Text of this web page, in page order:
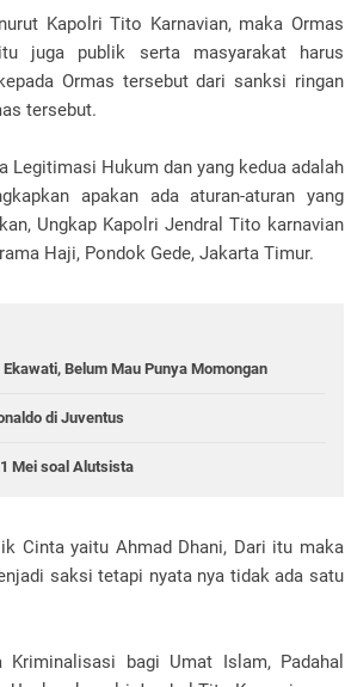
Kapolri Tito Karnavian, maka Ormas
juga publik serta masyarakat harus
Ormas tersebut dari sanksi ringan
tersebut.
Legitimasi Hukum dan yang kedua adalah
apakan ada aturan-aturan yang
Ungkap Kapolri Jendral Tito karnavian
Haji, Pondok Gede, Jakarta Timur.
Belum Mau Punya Momongan
di Juventus
Mei soal Alutsista
Cinta yaitu Ahmad Dhani, Dari itu maka
saksi tetapi nyata nya tidak ada satu
bagi Umat Islam, Padahal